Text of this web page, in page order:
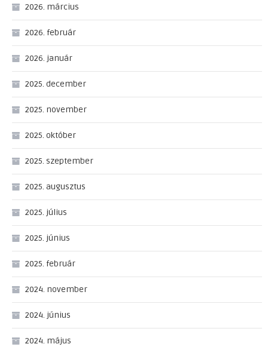
2026. március
2026. február
2026. január
2025. december
2025. november
2025. október
2025. szeptember
2025. augusztus
2025. július
2025. június
2025. február
2024. november
2024. június
2024. május